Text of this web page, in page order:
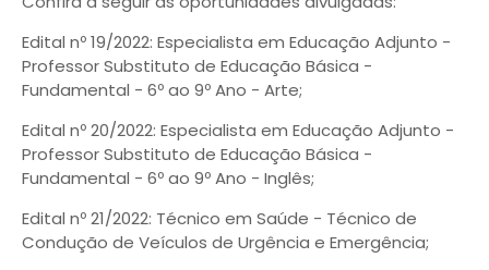
Edital nº 19/2022: Especialista em Educação Adjunto -
Professor Substituto de Educação Básica -
Fundamental - 6º ao 9º Ano - Arte;
Edital nº 20/2022: Especialista em Educação Adjunto -
Professor Substituto de Educação Básica -
Fundamental - 6º ao 9º Ano - Inglês;
Edital nº 21/2022: Técnico em Saúde - Técnico de
Condução de Veículos de Urgência e Emergência;